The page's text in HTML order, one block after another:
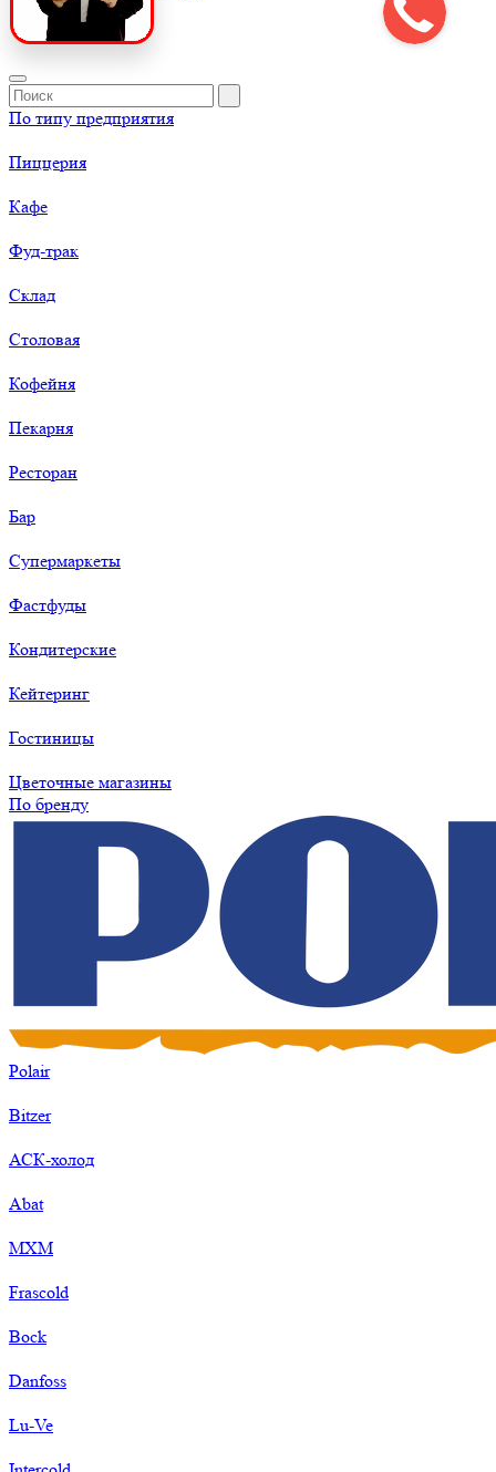
По типу предприятия
Пиццерия
Кафе
Фуд-трак
Склад
Столовая
Кофейня
Пекарня
Ресторан
Бар
Супермаркеты
Фастфуды
Кондитерские
Кейтеринг
Гостиницы
Цветочные магазины
По бренду
Polair
Bitzer
АСК-холод
Abat
МХМ
Frascold
Bock
Danfoss
Lu-Ve